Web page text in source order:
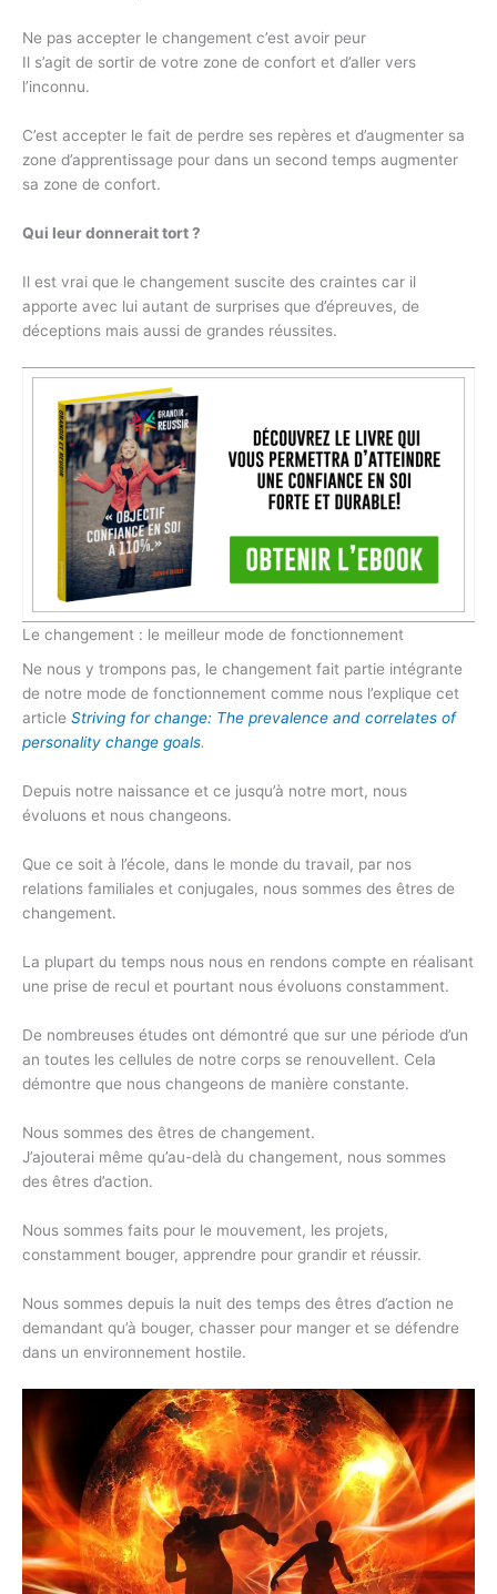
Ne pas accepter le changement c’est avoir peur
Il s’agit de sortir de votre zone de confort et d’aller vers
l’inconnu.
C’est accepter le fait de perdre ses repères et d’augmenter sa
zone d’apprentissage pour dans un second temps augmenter
sa zone de confort.
Qui leur donnerait tort ?
Il est vrai que le changement suscite des craintes car il
apporte avec lui autant de surprises que d’épreuves, de
déceptions mais aussi de grandes réussites.
Le changement : le meilleur mode de fonctionnement
Ne nous y trompons pas, le changement fait partie intégrante
de notre mode de fonctionnement comme nous l’explique cet
article Striving for change: The prevalence and correlates of
personality change goals.
Depuis notre naissance et ce jusqu’à notre mort, nous
évoluons et nous changeons.
Que ce soit à l’école, dans le monde du travail, par nos
relations familiales et conjugales, nous sommes des êtres de
changement.
La plupart du temps nous nous en rendons compte en réalisant
une prise de recul et pourtant nous évoluons constamment.
De nombreuses études ont démontré que sur une période d’un
an toutes les cellules de notre corps se renouvellent. Cela
démontre que nous changeons de manière constante.
Nous sommes des êtres de changement.
J’ajouterai même qu’au-delà du changement, nous sommes
des êtres d’action.
Nous sommes faits pour le mouvement, les projets,
constamment bouger, apprendre pour grandir et réussir.
Nous sommes depuis la nuit des temps des êtres d’action ne
demandant qu’à bouger, chasser pour manger et se défendre
dans un environnement hostile.